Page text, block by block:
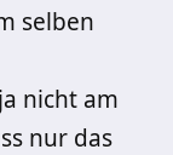
selben
nicht am
nur das